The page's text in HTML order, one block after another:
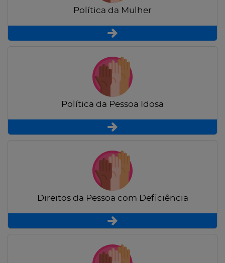
Política da Mulher
Política da Pessoa Idosa
Direitos da Pessoa com Deficiência